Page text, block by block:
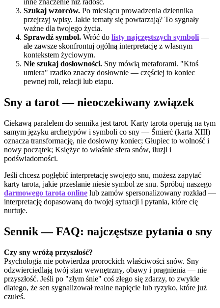
inne znaczenie niż radość.
Szukaj wzorców. Po miesiącu prowadzenia dziennika
przejrzyj wpisy. Jakie tematy się powtarzają? To sygnały
ważne dla twojego życia.
Sprawdź symbol. Wróć do listy najczęstszych symboli —
ale zawsze skonfrontuj ogólną interpretację z własnym
kontekstem życiowym.
Nie szukaj dosłowności. Sny mówią metaforami. "Ktoś
umiera" rzadko znaczy dosłownie — częściej to koniec
pewnej roli, relacji lub etapu.
Sny a tarot — nieoczekiwany związek
Ciekawą paralelem do sennika jest tarot. Karty tarota operują na tym
samym języku archetypów i symboli co sny — Śmierć (karta XIII)
oznacza transformację, nie dosłowny koniec; Głupiec to wolność i
nowy początek; Księżyc to właśnie sfera snów, iluzji i
podświadomości.
Jeśli chcesz pogłębić interpretację swojego snu, możesz zapytać
karty tarota, jakie przesłanie niesie symbol ze snu. Spróbuj naszego
darmowego tarota online lub zamów spersonalizowany rozkład —
interpretację dopasowaną do twojej sytuacji i pytania, które cię
nurtuje.
Sennik — FAQ: najczęstsze pytania o sny
Czy sny wróżą przyszłość?
Psychologia nie potwierdza prorockich właściwości snów. Sny
odzwierciedlają twój stan wewnętrzny, obawy i pragnienia — nie
przyszłość. Jeśli po "złym śnie" coś złego się zdarzy, to zwykle
dlatego, że sen sygnalizował realne napięcie lub ryzyko, które już
czułeś.